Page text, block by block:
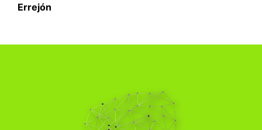
Errejón